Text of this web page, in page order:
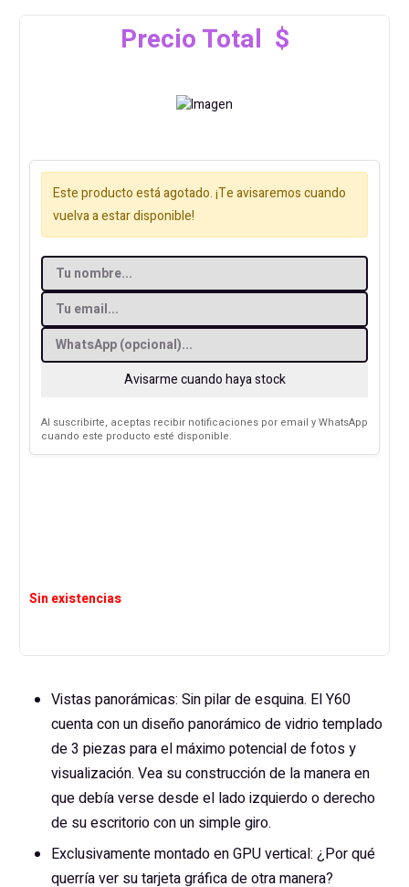
Precio Total $
Este producto está agotado. ¡Te avisaremos cuando
vuelva a estar disponible!
Avisarme cuando haya stock
Al suscribirte, aceptas recibir notificaciones por email y WhatsApp
cuando este producto esté disponible.
Sin existencias
Vistas panorámicas: Sin pilar de esquina. El Y60
cuenta con un diseño panorámico de vidrio templado
de 3 piezas para el máximo potencial de fotos y
visualización. Vea su construcción de la manera en
que debía verse desde el lado izquierdo o derecho
de su escritorio con un simple giro.
Exclusivamente montado en GPU vertical: ¿Por qué
querría ver su tarjeta gráfica de otra manera?